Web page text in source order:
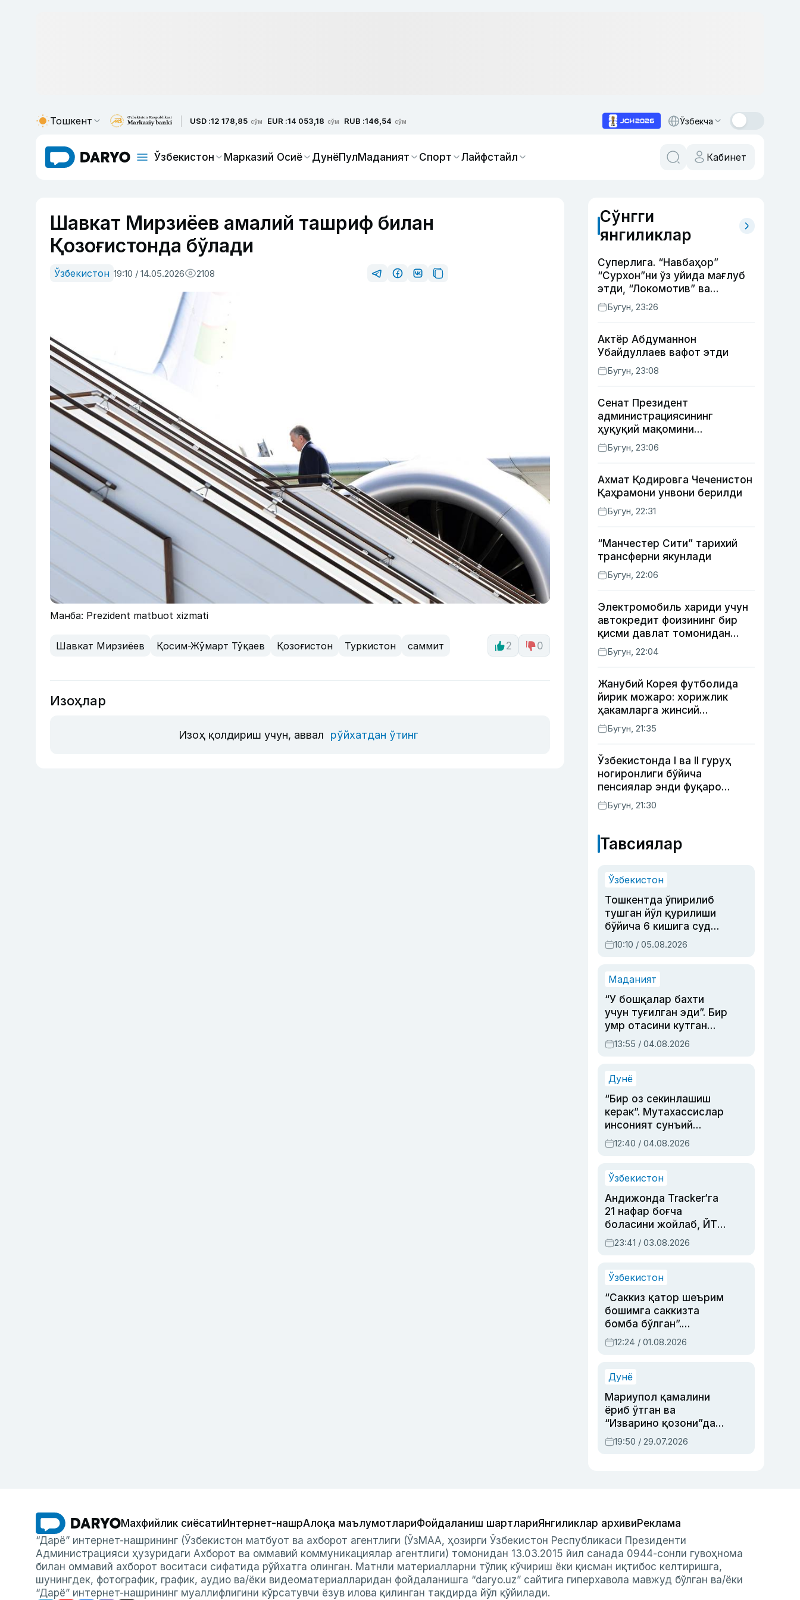
Тошкент USD :12 178,85 сўм EUR :14 053,18 сўм RUB :146,54 сўм Ўзбекча
Ўзбекистон Марказий Осиё ДунёПулМаданият Спорт Лайфстайл Кабинет
Шавкат Мирзиёев амалий ташриф билан
Қозоғистонда бўлади
Ўзбекистон 19:10 / 14.05.2026 2108
Манба: Prezident matbuot xizmati
Шавкат Мирзиёев Қосим-Жўмарт Тўқаев Қозоғистон Туркистон саммит 2 0
Изоҳлар
Изоҳ қолдириш учун, аввал рўйхатдан ўтинг
Сўнгги
янгиликлар
Суперлига. “Навбаҳор”
“Сурхон”ни ўз уйида мағлуб
этди, “Локомотив” ва
“Хоразм” уйда ғалаба
қозонди
Бугун, 23:26
Актёр Абду­маннон
Убайдуллаев вафот этди
Бугун, 23:08
Сенат Президент
администрациясининг
ҳуқуқий мақомини
белгиловчи конституциявий
қонунни маъқуллади
Бугун, 23:06
Ахмат Қодировга Чеченистон
Қаҳрамони унвони берилди
Бугун, 22:31
“Манчестер Сити” тарихий
трансферни якунлади
Бугун, 22:06
Электромобиль хариди учун
автокредит фоизининг бир
қисми давлат томонидан
қоплаб берилиши мумкин
Бугун, 22:04
Жанубий Корея футболида
йирик можаро: хорижлик
ҳакамларга жинсий
хизматлар кўрсатилгани
маълум қилинди
Бугун, 21:35
Ўзбекистонда I ва II гуруҳ
ногиронлиги бўйича
пенсиялар энди фуқаро
мурожаатисиз тайинланиши
мумкин
Бугун, 21:30
Тавсиялар
Ўзбекистон
Тошкентда ўпирилиб
тушган йўл қурилиши
бўйича 6 кишига суд
ҳукми ўқилди
10:10 / 05.08.2026
Маданият
“У бошқалар бахти
учун туғилган эди”. Бир
умр отасини кутган
актриса ва дубльяж
устаси Римма
синовларга тўла ҳаёти
13:55 / 04.08.2026
Дунё
“Бир оз секинлашиш
керак”. Мутахассислар
инсоният сунъий
интеллектни бошқара
олмай қолишидан
12:40 / 04.08.2026
Ўзбекистон
Андижонда Tracker’га
21 нафар боғча
боласини жойлаб, ЙТҲ
содир этган аёлга суд
ҳукми ўқилди
23:41 / 03.08.2026
Ўзбекистон
“Саккиз қатор шеърим
бошимга саккизта
бомба бўлган”.
Абдулла Ориповни
сиёсий айбловлардан
12:24 / 01.08.2026
Дунё
Мариупол қамалини
ёриб ўтган ва
“Изварино қозони”дан
чиққан қаҳрамон —
Украина армияси бош
19:50 / 29.07.2026
Махфийлик сиёсатиИнтернет-нашрАлоқа маълумотлариФойдаланиш шартлариЯнгиликлар архивиРеклама
“Дарё” интернет-нашрининг (Ўзбекистон матбуот ва ахборот агентлиги (ЎзМАА, ҳозирги Ўзбекистон Республикаси Президенти
Администрацияси ҳузуридаги Ахборот ва оммавий коммуникациялар агентлиги) томонидан 13.03.2015 йил санада 0944-сонли гувоҳнома
билан оммавий ахборот воситаси сифатида рўйхатга олинган. Матнли материалларни тўлиқ кўчириш ёки қисман иқтибос келтиришга,
шунингдек, фотографик, график, аудио ва/ёки видеоматериалларидан фойдаланишга “daryo.uz” сайтига гиперхавола мавжуд бўлган ва/ёки
“Дарё” интернет-нашрининг муаллифлигини кўрсатувчи ёзув илова қилинган тақдирда йўл қўйилади.